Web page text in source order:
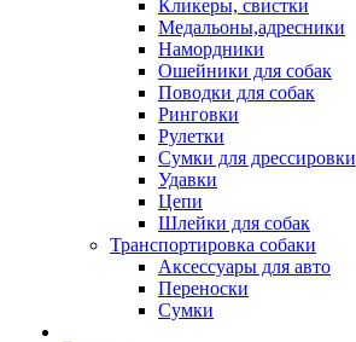
Кликеры, свистки
Медальоны,адресники
Намордники
Ошейники для собак
Поводки для собак
Ринговки
Рулетки
Сумки для дрессировки
Удавки
Цепи
Шлейки для собак
Транспортировка собаки
Аксессуары для авто
Переноски
Сумки